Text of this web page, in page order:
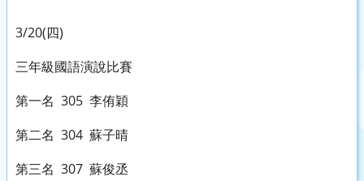
3/20(四)
三年級國語演說比賽
第一名 305 李侑穎
第二名 304 蘇子晴
第三名 307 蘇俊丞